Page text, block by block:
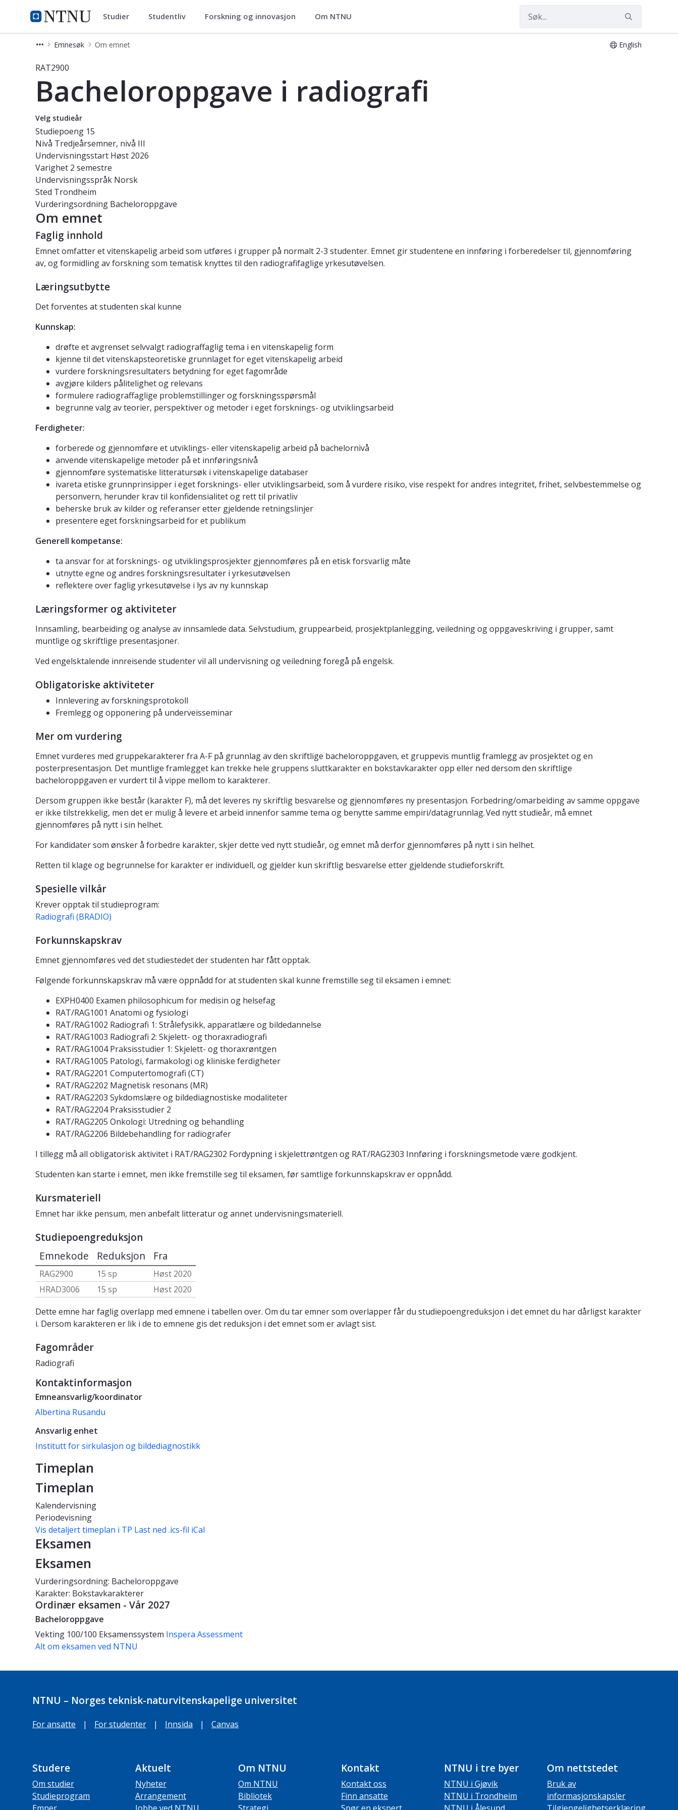
NTNU Hjemmeside
Studier Studier Studentliv Forskning og innovasjon Om NTNU
Emnesøk Om emnet English
Emne - Bacheloroppgave i radiografi - RAT2900
RAT2900
Bacheloroppgave i radiografi
Velg studieår
Studiepoeng 15
Nivå Tredjeårsemner, nivå III
Undervisningsstart Høst 2026
Varighet 2 semestre
Undervisningsspråk Norsk
Sted Trondheim
Vurderingsordning Bacheloroppgave
Om emnet
Faglig innhold
Emnet omfatter et vitenskapelig arbeid som utføres i grupper på normalt 2-3 studenter. Emnet gir studentene en innføring i forberedelser til, gjennomføring
av, og formidling av forskning som tematisk knyttes til den radiografifaglige yrkesutøvelsen.
Læringsutbytte
Det forventes at studenten skal kunne
Kunnskap:
drøfte et avgrenset selvvalgt radiograffaglig tema i en vitenskapelig form
kjenne til det vitenskapsteoretiske grunnlaget for eget vitenskapelig arbeid
vurdere forskningsresultaters betydning for eget fagområde
avgjøre kilders pålitelighet og relevans
formulere radiograffaglige problemstillinger og forskningsspørsmål
begrunne valg av teorier, perspektiver og metoder i eget forsknings- og utviklingsarbeid
Ferdigheter:
forberede og gjennomføre et utviklings- eller vitenskapelig arbeid på bachelornivå
anvende vitenskapelige metoder på et innføringsnivå
gjennomføre systematiske litteratursøk i vitenskapelige databaser
ivareta etiske grunnprinsipper i eget forsknings- eller utviklingsarbeid, som å vurdere risiko, vise respekt for andres integritet, frihet, selvbestemmelse og
personvern, herunder krav til konfidensialitet og rett til privatliv
beherske bruk av kilder og referanser etter gjeldende retningslinjer
presentere eget forskningsarbeid for et publikum
Generell kompetanse:
ta ansvar for at forsknings- og utviklingsprosjekter gjennomføres på en etisk forsvarlig måte
utnytte egne og andres forskningsresultater i yrkesutøvelsen
reflektere over faglig yrkesutøvelse i lys av ny kunnskap
Læringsformer og aktiviteter
Innsamling, bearbeiding og analyse av innsamlede data. Selvstudium, gruppearbeid, prosjektplanlegging, veiledning og oppgaveskriving i grupper, samt
muntlige og skriftlige presentasjoner.
Ved engelsktalende innreisende studenter vil all undervisning og veiledning foregå på engelsk.
Obligatoriske aktiviteter
Innlevering av forskningsprotokoll
Fremlegg og opponering på underveisseminar
Mer om vurdering
Emnet vurderes med gruppekarakterer fra A-F på grunnlag av den skriftlige bacheloroppgaven, et gruppevis muntlig framlegg av prosjektet og en
posterpresentasjon. Det muntlige framlegget kan trekke hele gruppens sluttkarakter en bokstavkarakter opp eller ned dersom den skriftlige
bacheloroppgaven er vurdert til å vippe mellom to karakterer.
Dersom gruppen ikke består (karakter F), må det leveres ny skriftlig besvarelse og gjennomføres ny presentasjon. Forbedring/omarbeiding av samme oppgave
er ikke tilstrekkelig, men det er mulig å levere et arbeid innenfor samme tema og benytte samme empiri/datagrunnlag. Ved nytt studieår, må emnet
gjennomføres på nytt i sin helhet.
For kandidater som ønsker å forbedre karakter, skjer dette ved nytt studieår, og emnet må derfor gjennomføres på nytt i sin helhet.
Retten til klage og begrunnelse for karakter er individuell, og gjelder kun skriftlig besvarelse etter gjeldende studieforskrift.
Spesielle vilkår
Krever opptak til studieprogram:
Radiografi (BRADIO)
Forkunnskapskrav
Emnet gjennomføres ved det studiestedet der studenten har fått opptak.
Følgende forkunnskapskrav må være oppnådd for at studenten skal kunne fremstille seg til eksamen i emnet:
EXPH0400 Examen philosophicum for medisin og helsefag
RAT/RAG1001 Anatomi og fysiologi
RAT/RAG1002 Radiografi 1: Strålefysikk, apparatlære og bildedannelse
RAT/RAG1003 Radiografi 2: Skjelett- og thoraxradiografi
RAT/RAG1004 Praksisstudier 1: Skjelett- og thoraxrøntgen
RAT/RAG1005 Patologi, farmakologi og kliniske ferdigheter
RAT/RAG2201 Computertomografi (CT)
RAT/RAG2202 Magnetisk resonans (MR)
RAT/RAG2203 Sykdomslære og bildediagnostiske modaliteter
RAT/RAG2204 Praksisstudier 2
RAT/RAG2205 Onkologi: Utredning og behandling
RAT/RAG2206 Bildebehandling for radiografer
I tillegg må all obligatorisk aktivitet i RAT/RAG2302 Fordypning i skjelettrøntgen og RAT/RAG2303 Innføring i forskningsmetode være godkjent.
Studenten kan starte i emnet, men ikke fremstille seg til eksamen, før samtlige forkunnskapskrav er oppnådd.
Kursmateriell
Emnet har ikke pensum, men anbefalt litteratur og annet undervisningsmateriell.
Studiepoengreduksjon
Emnekode Reduksjon Fra
RAG2900 15 sp
Høst 2020
HRAD3006
15 sp
Høst 2020
Dette emne har faglig overlapp med emnene i tabellen over. Om du tar emner som overlapper får du studiepoengreduksjon i det emnet du har dårligst karakter
i. Dersom karakteren er lik i de to emnene gis det reduksjon i det emnet som er avlagt sist.
Fagområder
Radiografi
Kontaktinformasjon
Emneansvarlig/koordinator
Albertina Rusandu
Ansvarlig enhet
Institutt for sirkulasjon og bildediagnostikk
Timeplan
Timeplan
Kalendervisning
Periodevisning
Vis detaljert timeplan i TP Last ned .ics-fil iCal
Eksamen
Eksamen
Vurderingsordning: Bacheloroppgave
Karakter: Bokstavkarakterer
Ordinær eksamen - Vår 2027
Bacheloroppgave
Vekting 100/100 Eksamenssystem Inspera Assessment
Alt om eksamen ved NTNU
NTNU – Norges teknisk-naturvitenskapelige universitet
For ansatte | For studenter | Innsida | Canvas
Studere
Om studier
Studieprogram
Aktuelt
Nyheter
Arrangement
Om NTNU
Om NTNU
Bibliotek
Kontakt
Kontakt oss
Finn ansatte
NTNU i tre byer
NTNU i Gjøvik
NTNU i Trondheim
Om nettstedet
Bruk av
informasjonskapsler